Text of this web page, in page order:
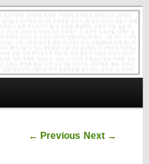
Post navigation
← Previous Next →